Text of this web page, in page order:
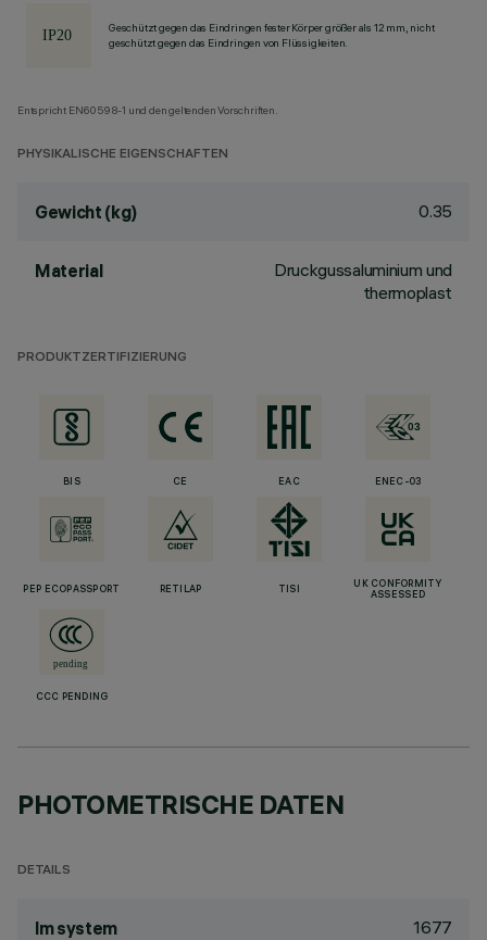
Geschützt gegen das Eindringen fester Körper größer als 12 mm, nicht
geschützt gegen das Eindringen von Flüssigkeiten.
Entspricht EN60598-1 und den geltenden Vorschriften.
PHYSIKALISCHE EIGENSCHAFTEN
Gewicht (kg) 0.35
Material
Druckgussaluminium und
thermoplast
PRODUKTZERTIFIZIERUNG
BIS CE EAC ENEC-03
PEP ECOPASSPORT RETILAP TISI
UK CONFORMITY
ASSESSED
CCC PENDING
PHOTOMETRISCHE DATEN
DETAILS
lm system 1677